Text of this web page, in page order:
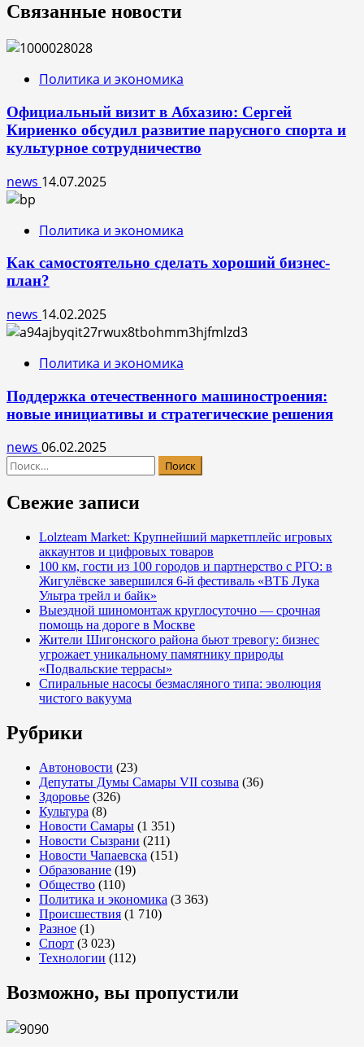
Связанные новости
Политика и экономика
Официальный визит в Абхазию: Сергей
Кириенко обсудил развитие парусного спорта и
культурное сотрудничество
news 14.07.2025
Политика и экономика
Как самостоятельно сделать хороший бизнес-
план?
news 14.02.2025
Политика и экономика
Поддержка отечественного машиностроения:
новые инициативы и стратегические решения
news 06.02.2025
Найти:
Свежие записи
Lolzteam Market: Крупнейший маркетплейс игровых
аккаунтов и цифровых товаров
100 км, гости из 100 городов и партнерство с РГО: в
Жигулёвске завершился 6-й фестиваль «ВТБ Лука
Ультра трейл и байк»
Выездной шиномонтаж круглосуточно — срочная
помощь на дороге в Москве
Жители Шигонского района бьют тревогу: бизнес
угрожает уникальному памятнику природы
«Подвальские террасы»
Спиральные насосы безмасляного типа: эволюция
чистого вакуума
Рубрики
Автоновости (23)
Депутаты Думы Самары VII созыва (36)
Здоровье (326)
Культура (8)
Новости Самары (1 351)
Новости Сызрани (211)
Новости Чапаевска (151)
Образование (19)
Общество (110)
Политика и экономика (3 363)
Происшествия (1 710)
Разное (1)
Спорт (3 023)
Технологии (112)
Возможно, вы пропустили